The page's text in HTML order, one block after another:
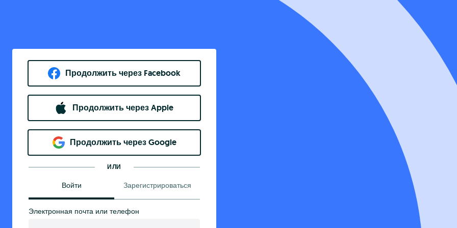
Продолжить через Facebook
Продолжить через Apple
Продолжить через Google
ИЛИ
Войти Зарегистрироваться
Электронная почта или телефон